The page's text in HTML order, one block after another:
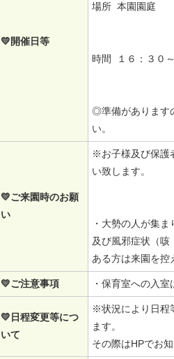
💛開催日等
場所 本園園庭
時間 １６：３０
◎準備があります
い。
💛ご来園時のお願
い
※お子様及び保護
い致します。
・大勢の人が集
及び風邪症状（咳
ある方は来園を控
💛ご注意事項 ・保育室への入
💛日程変更等につ
いて
※状況により日程
ます。
その際はHPでお